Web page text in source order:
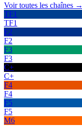
Voir toutes les chaînes →
TF1
TF1
F2
F2
F3
F3
C+
C+
F4
F4
F5
F5
M6